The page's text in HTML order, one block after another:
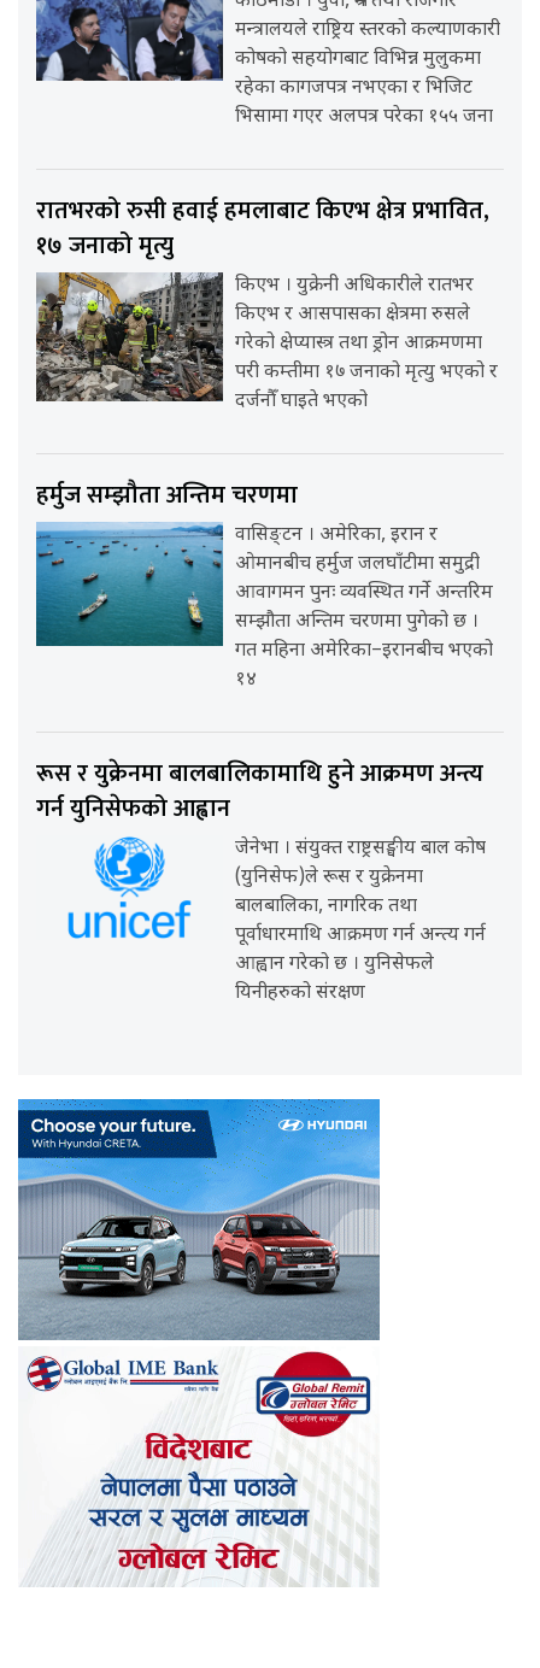
मन्त्रालयले राष्ट्रिय स्तरको कल्याणकारी
कोषको सहयोगबाट विभिन्न मुलुकमा
रहेका कागजपत्र नभएका र भिजिट
भिसामा गएर अलपत्र परेका १५५ जना
रातभरको रुसी हवाई हमलाबाट किएभ क्षेत्र प्रभावित,
१७ जनाको मृत्यु
किएभ । युक्रेनी अधिकारीले रातभर
किएभ र आसपासका क्षेत्रमा रुसले
गरेको क्षेप्यास्त्र तथा ड्रोन आक्रमणमा
परी कम्तीमा १७ जनाको मृत्यु भएको र
दर्जनौँ घाइते भएको
हर्मुज सम्झौता अन्तिम चरणमा
वासिङ्टन । अमेरिका, इरान र
ओमानबीच हर्मुज जलघाँटीमा समुद्री
आवागमन पुनः व्यवस्थित गर्ने अन्तरिम
सम्झौता अन्तिम चरणमा पुगेको छ ।
गत महिना अमेरिका–इरानबीच भएको
१४
रूस र युक्रेनमा बालबालिकामाथि हुने आक्रमण अन्त्य
गर्न युनिसेफको आह्वान
जेनेभा । संयुक्त राष्ट्रसङ्घीय बाल कोष
(युनिसेफ)ले रूस र युक्रेनमा
बालबालिका, नागरिक तथा
पूर्वाधारमाथि आक्रमण गर्न अन्त्य गर्न
आह्वान गरेको छ । युनिसेफले
यिनीहरुको संरक्षण